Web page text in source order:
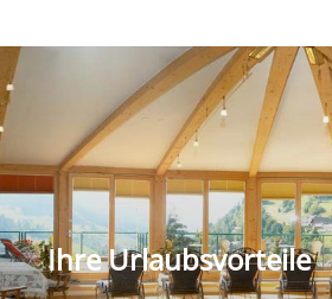
Ihre Urlaubsvorteile